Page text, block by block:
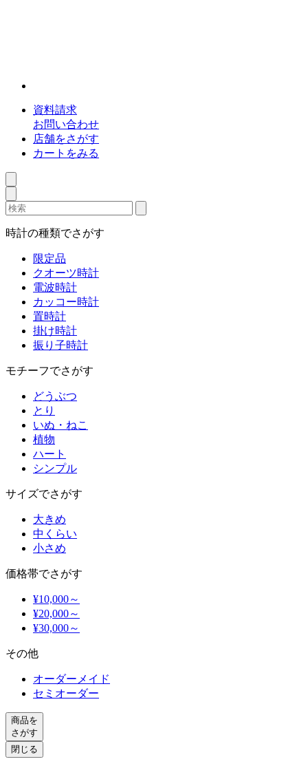
資料請求
お問い合わせ
店舗をさがす
カートをみる
時計の種類でさがす
限定品
クオーツ時計
電波時計
カッコー時計
置時計
掛け時計
振り子時計
モチーフでさがす
どうぶつ
とり
いぬ・ねこ
植物
ハート
シンプル
サイズでさがす
大きめ
中くらい
小さめ
価格帯でさがす
¥10,000～
¥20,000～
¥30,000～
その他
オーダーメイド
セミオーダー
商品を
さがす
閉じる